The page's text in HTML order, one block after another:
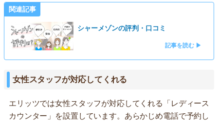
関連記事
シャーメゾンの評判・口コミ
記事を読む ▶
女性スタッフが対応してくれる
エリッツでは女性スタッフが対応してくれる「レディース
カウンター」を設置しています。あらかじめ電話で予約し